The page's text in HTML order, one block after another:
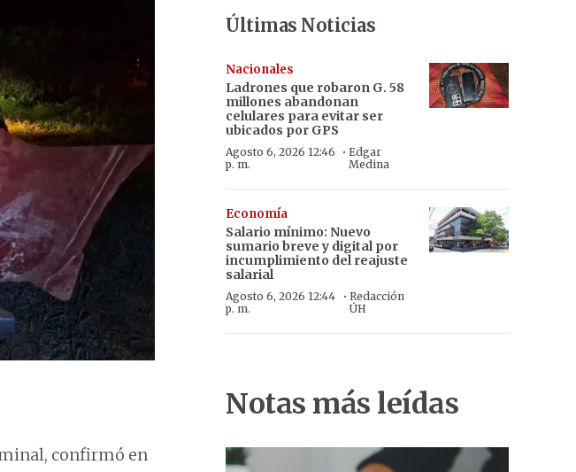
confirmó en
Últimas Noticias
Nacionales
Ladrones que robaron G. 58
millones abandonan
celulares para evitar ser
ubicados por GPS
Agosto 6, 2026 12:46
p. m.
· Edgar
Medina
Economía
Salario mínimo: Nuevo
sumario breve y digital por
incumplimiento del reajuste
salarial
Agosto 6, 2026 12:44
p. m.
· Redacción
ÚH
Notas más leídas